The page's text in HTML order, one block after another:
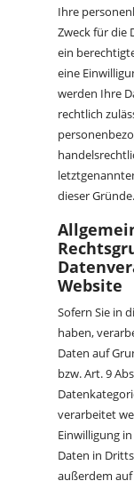
Ihre
Zweck für die
ein
eine
werden Ihre
rechtlich
dieser Gründe.
Website
Sofern Sie in
haben,
Daten auf
bzw. Art. 9
verarbeitet
Einwilligung
Daten in
außerdem auf